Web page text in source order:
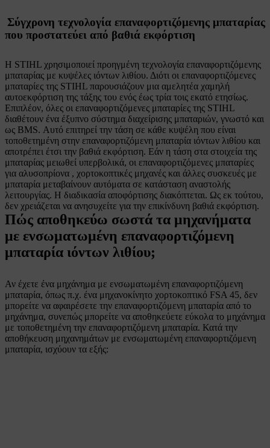
Σύγχρονη τεχνολογία επαναφορτιζόμενης μπαταρίας
που προστατεύει από βαθιά εκφόρτιση
Η STIHL χρησιμοποιεί προηγμένη τεχνολογία επαναφορτιζόμενης
μπαταρίας με κυψέλες ιόντων λιθίου. Διότι οι επαναφορτιζόμενες
μπαταρίες της STIHL παρουσιάζουν μια αμελητέα χαμηλή
αυτοεκφόρτιση της τάξης του ενός έως τρία τοις εκατό ετησίως.
Επιπλέον, όλες οι επαναφορτιζόμενες μπαταρίες της STIHL
διαθέτουν ένα έξυπνο σύστημα διαχείρισης μπαταριών, γνωστό και
ως BMS. Αυτό επιτηρεί την τάση σε κάθε κυψέλη που είναι
τοποθετημένη στην επαναφορτιζόμενη μπαταρία ιόντων λιθίου και
αποτρέπει έτσι την βαθιά εκφόρτιση. Εάν η τάση στα στοιχεία της
μπαταρίας μειωθεί υπερβολικά, οι επαναφορτιζόμενες μπαταρίες
για αλυσοπρίονα , χορτοκοπτικές μηχανές και άλλες συσκευές με
μπαταρία μεταβαίνουν αυτόματα σε κατάσταση αναστολής
λειτουργίας. Η διαδικασία αποφόρτισης διακόπτεται. Ως εκ τούτου,
δεν χρειάζεται να ανησυχείτε για την επικίνδυνη βαθιά εκφόρτιση.
Πώς αποθηκεύω σωστά τα μηχανήματα
με ενσωματωμένη επαναφορτιζόμενη
μπαταρία ιόντων λιθίου;
Αν έχετε ένα μηχάνημα με ενσωματωμένη επαναφορτιζόμενη
μπαταρία, όπως π.χ. ένα μηχανοκίνητο χορτοκοπτικό FSA 45, δεν
μπορείτε να αφαιρέσετε την επαναφορτιζόμενη μπαταρία από το
μηχάνημα, συνεπώς μπορείτε να αποθηκεύετε εύκολα το μηχάνημα
με τοποθετημένη την επαναφορτιζόμενη μπαταρία. Κατά την
αποθήκευση μηχανημάτων με ενσωματωμένη επαναφορτιζόμενη
μπαταρία, ισχύουν τα εξής: